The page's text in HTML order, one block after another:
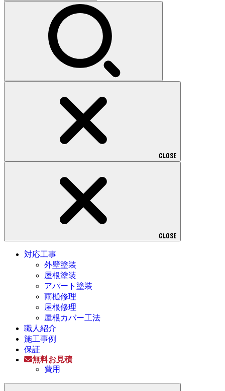
索:
CLOSE
CLOSE
対応工事
外壁塗装
屋根塗装
アパート塗装
雨樋修理
屋根修理
屋根カバー工法
職人紹介
施工事例
保証
無料お見積
費用